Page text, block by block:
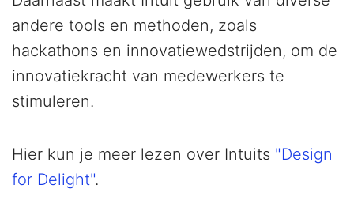
andere tools en methoden, zoals
hackathons en innovatiewedstrijden, om de
innovatiekracht van medewerkers te
stimuleren.
Hier kun je meer lezen over Intuits "Design
for Delight".